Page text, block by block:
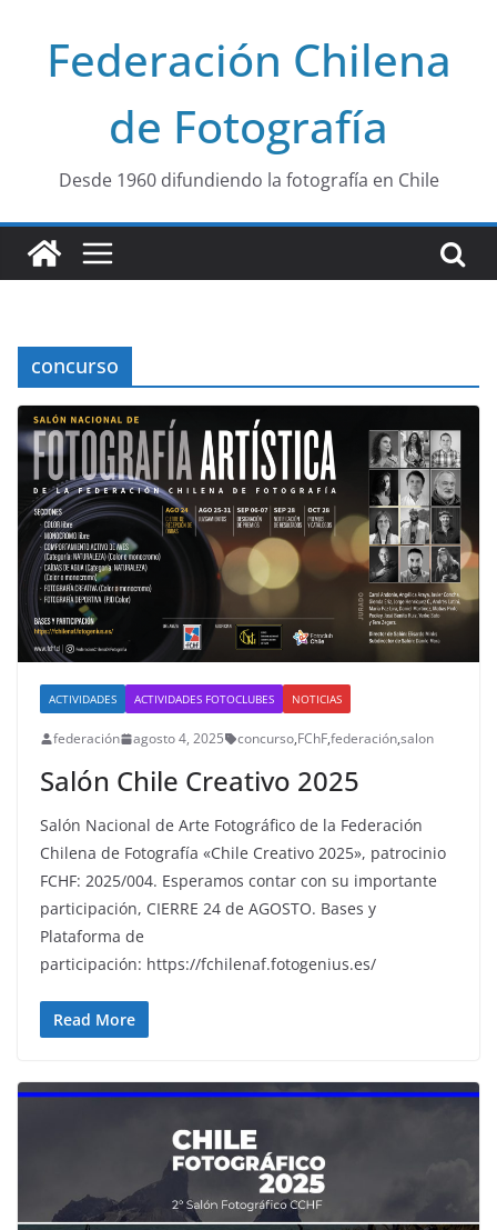
contenidoFederación Chilena
de Fotografía
Desde 1960 difundiendo la fotografía en Chile
concurso
ACTIVIDADES ACTIVIDADES FOTOCLUBES NOTICIAS
federación agosto 4, 2025 concurso,FChF,federación,salon
Salón Chile Creativo 2025
Salón Nacional de Arte Fotográfico de la Federación
Chilena de Fotografía «Chile Creativo 2025», patrocinio
FCHF: 2025/004. Esperamos contar con su importante
participación, CIERRE 24 de AGOSTO. Bases y
Plataforma de
participación: https://fchilenaf.fotogenius.es/
Read More